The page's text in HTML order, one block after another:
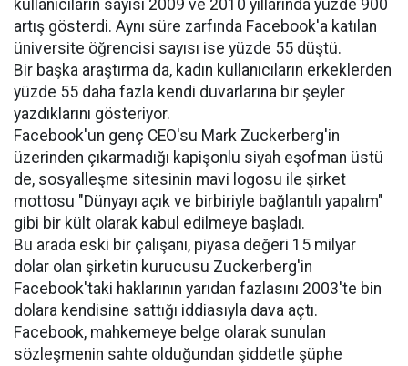
kullanıcıların sayısı 2009 ve 2010 yıllarında yüzde 900
artış gösterdi. Aynı süre zarfında Facebook'a katılan
üniversite öğrencisi sayısı ise yüzde 55 düştü.
Bir başka araştırma da, kadın kullanıcıların erkeklerden
yüzde 55 daha fazla kendi duvarlarına bir şeyler
yazdıklarını gösteriyor.
Facebook'un genç CEO'su Mark Zuckerberg'in
üzerinden çıkarmadığı kapişonlu siyah eşofman üstü
de, sosyalleşme sitesinin mavi logosu ile şirket
mottosu "Dünyayı açık ve birbiriyle bağlantılı yapalım"
gibi bir kült olarak kabul edilmeye başladı.
Bu arada eski bir çalışanı, piyasa değeri 15 milyar
dolar olan şirketin kurucusu Zuckerberg'in
Facebook'taki haklarının yarıdan fazlasını 2003'te bin
dolara kendisine sattığı iddiasıyla dava açtı.
Facebook, mahkemeye belge olarak sunulan
sözleşmenin sahte olduğundan şiddetle şüphe